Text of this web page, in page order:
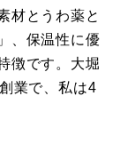
材とうわ薬と
、保温性に優
徴です。大堀
業で、私は4